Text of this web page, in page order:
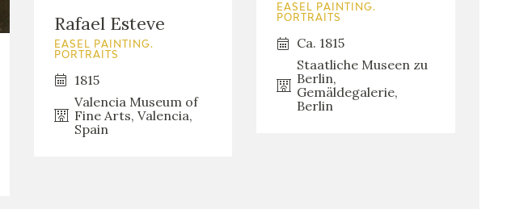
Rafael Esteve
EASEL PAINTING.
PORTRAITS
1815
Valencia Museum of
Fine Arts, Valencia,
Spain
EASEL PAINTING.
PORTRAITS
Ca. 1815
Staatliche Museen zu
Berlin,
Gemäldegalerie,
Berlin